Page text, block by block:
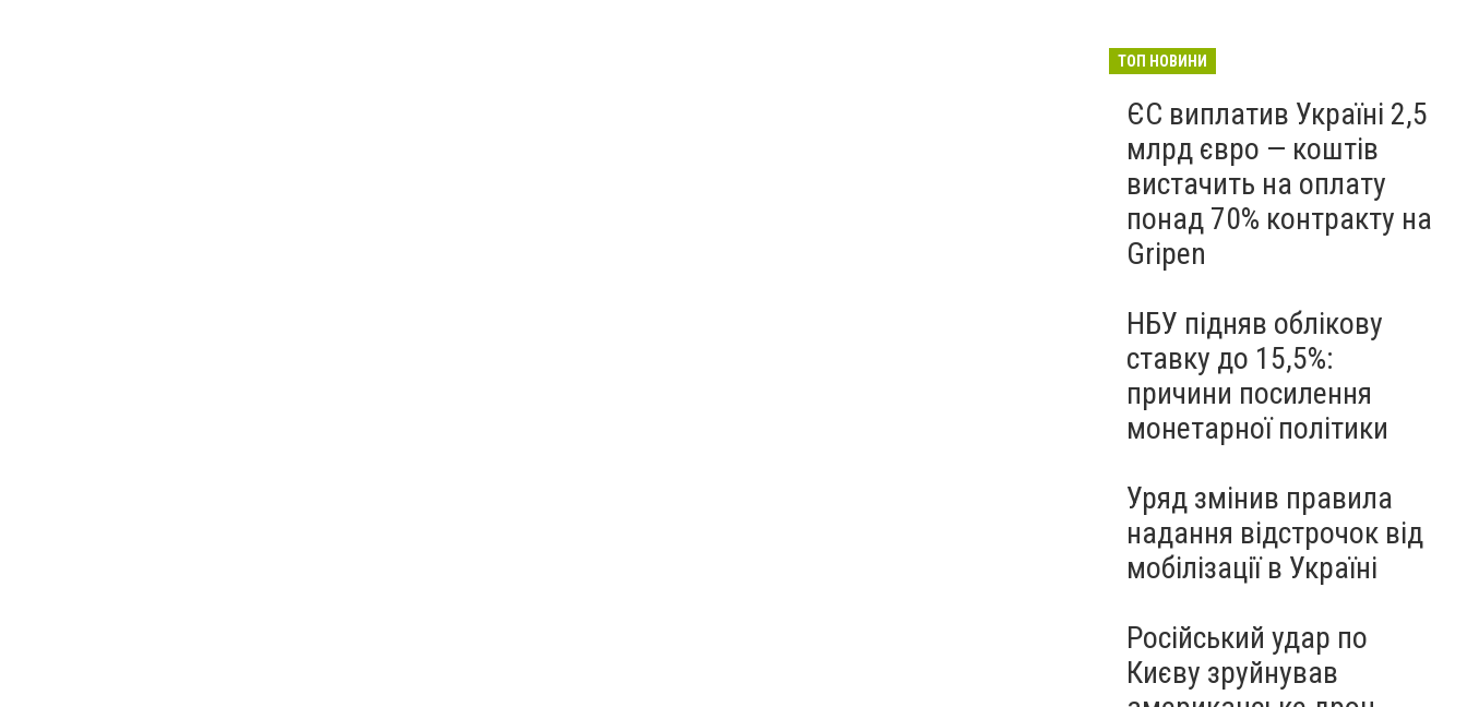
ТОП НОВИНИ
ЄС виплатив Україні 2,5
млрд євро — коштів
вистачить на оплату
понад 70% контракту на
Gripen
НБУ підняв облікову
ставку до 15,5%:
причини посилення
монетарної політики
Уряд змінив правила
надання відстрочок від
мобілізації в Україні
Російський удар по
Києву зруйнував